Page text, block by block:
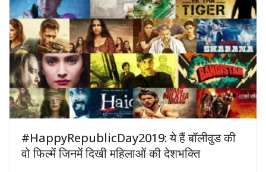
#HappyRepublicDay2019: ये हैं बॉलीवुड की
वो फिल्में जिनमें दिखी महिलाओं की देशभक्ति